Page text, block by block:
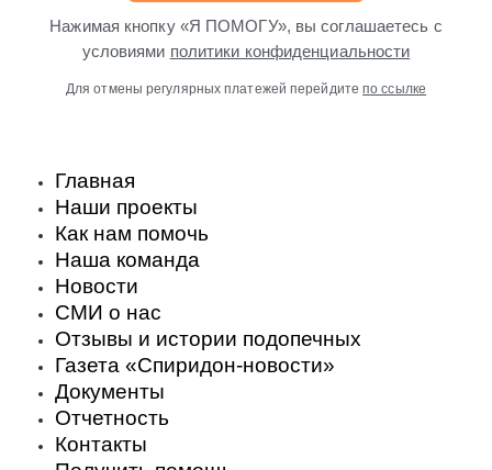
Нажимая кнопку «Я ПОМОГУ», вы соглашаетесь с
условиями политики конфиденциальности
Для отмены регулярных платежей перейдитепо ссылке
Главная
Наши проекты
Как нам помочь
Наша команда
Новости
СМИ о нас
Отзывы и истории подопечных
Газета «Спиридон-новости»
Документы
Отчетность
Контакты